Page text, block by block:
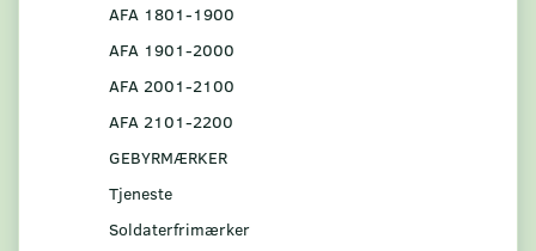
AFA 1801-1900
AFA 1901-2000
AFA 2001-2100
AFA 2101-2200
GEBYRMÆRKER
Tjeneste
Soldaterfrimærker